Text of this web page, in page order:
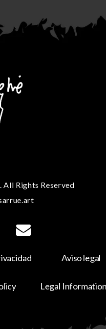
All Rights Reserved
Aviso legal
Legal